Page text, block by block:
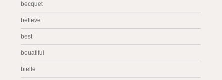
becquet
believe
best
beuatiful
bielle